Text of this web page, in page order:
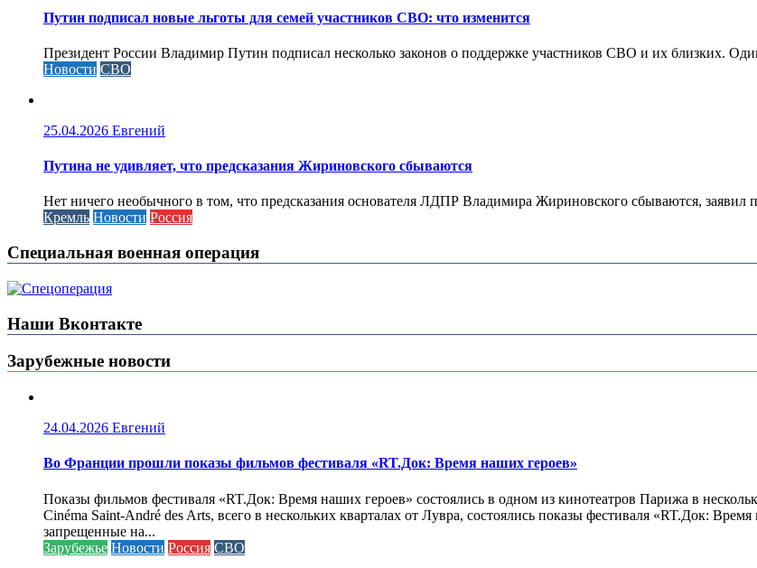
Путин подписал новые льготы для семей участников СВО: что изменится
Президент России Владимир Путин подписал несколько законов о поддержке участников СВО и их близких.
Новости СВО
25.04.2026 Евгений
Путина не удивляет, что предсказания Жириновского сбываются
Нет ничего необычного в том, что предсказания основателя ЛДПР Владимира Жириновского сбываются, заявил
Кремль Новости Россия
Специальная военная операция
Наши Вконтакте
Зарубежные новости
24.04.2026 Евгений
Во Франции прошли показы фильмов фестиваля «RT.Док: Время наших героев»
Показы фильмов фестиваля «RT.Док: Время наших героев» состоялись в одном из кинотеатров Парижа в
Cinéma Saint-André des Arts, всего в нескольких кварталах от Лувра, состоялись показы фестиваля «RT.Док:
запрещенные на...
Зарубежье Новости Россия СВО